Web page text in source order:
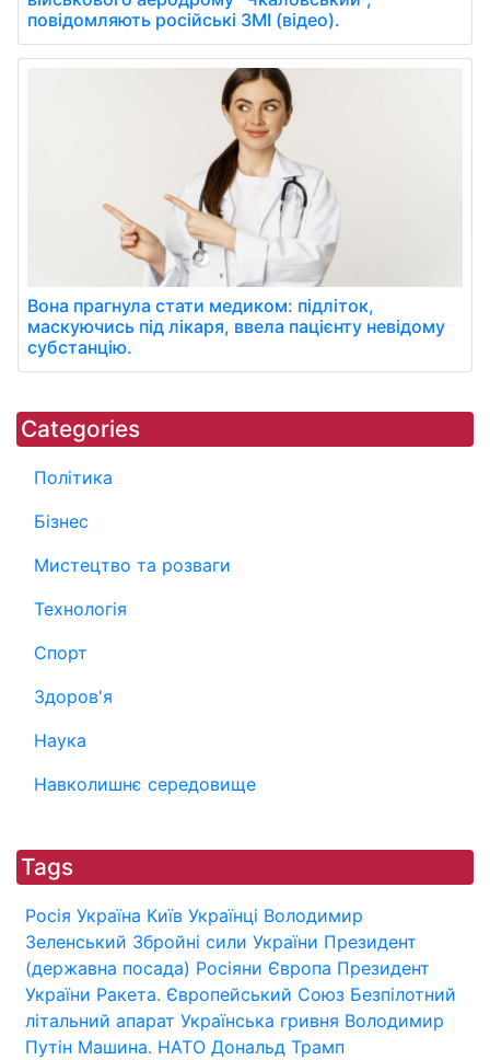
повідомляють російські ЗМІ (відео).
Вона прагнула стати медиком: підліток,
маскуючись під лікаря, ввела пацієнту невідому
субстанцію.
Categories
Політика
Бізнес
Мистецтво та розваги
Технологія
Спорт
Здоров'я
Наука
Навколишнє середовище
Tags
Росія Україна Київ Українці Володимир
Зеленський Збройні сили України Президент
(державна посада) Росіяни Європа Президент
України Ракета. Європейський Союз Безпілотний
літальний апарат Українська гривня Володимир
Путін Машина. НАТО Дональд Трамп